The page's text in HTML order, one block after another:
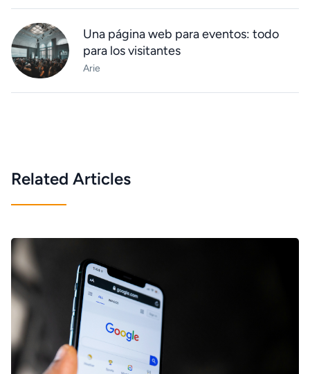
Una página web para eventos: todo
para los visitantes
Arie
Related Articles